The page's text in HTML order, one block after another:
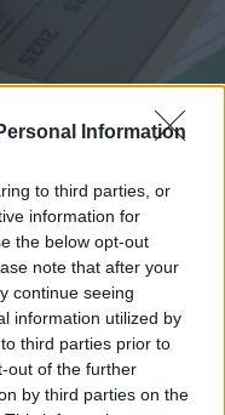
Information
to third parties, or
information for
the below opt-out
note that after your
continue seeing
information utilized by
third parties prior to
out of the further
by third parties on the
οι υποψήφιοι
– Τι